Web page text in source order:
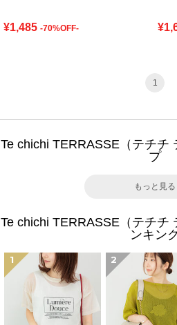
¥1,485 -70%OFF-
1
Te chichi TERRASSE（テチチ
プ
もっと見る
Te chichi TERRASSE（テチチ
ンキン
1 2